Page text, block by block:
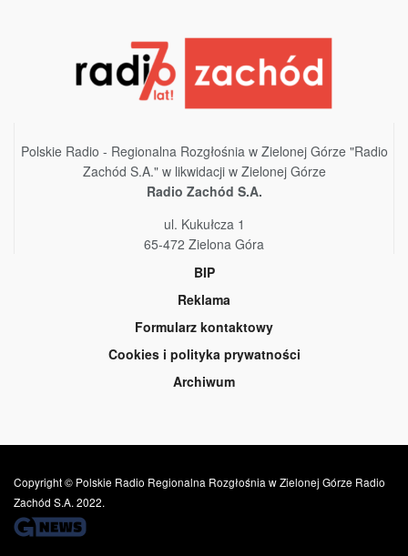
Polskie Radio - Regionalna Rozgłośnia w Zielonej Górze "Radio
Zachód S.A." w likwidacji w Zielonej Górze
Radio Zachód S.A.
ul. Kukułcza 1
65-472 Zielona Góra
BIP
Reklama
Formularz kontaktowy
Cookies i polityka prywatności
Archiwum
Copyright © Polskie Radio Regionalna Rozgłośnia w Zielonej Górze Radio
Zachód S.A. 2022.